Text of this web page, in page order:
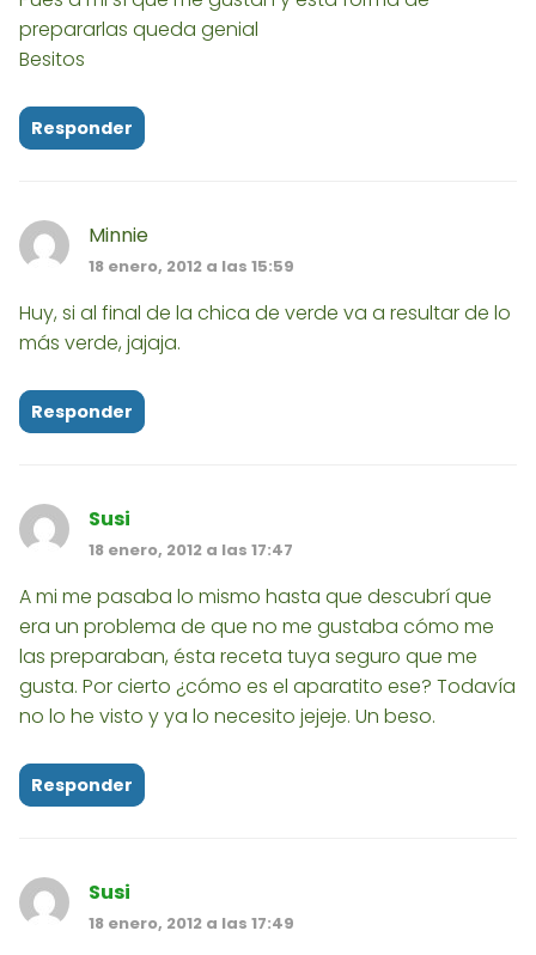
prepararlas queda genial
Besitos
Responder
Minnie
18 enero, 2012 a las 15:59
Huy, si al final de la chica de verde va a resultar de lo
más verde, jajaja.
Responder
Susi
18 enero, 2012 a las 17:47
A mi me pasaba lo mismo hasta que descubrí que
era un problema de que no me gustaba cómo me
las preparaban, ésta receta tuya seguro que me
gusta. Por cierto ¿cómo es el aparatito ese? Todavía
no lo he visto y ya lo necesito jejeje. Un beso.
Responder
Susi
18 enero, 2012 a las 17:49